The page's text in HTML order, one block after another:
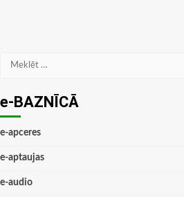
Meklēt:
e-BAZNĪCĀ
e-apceres
e-aptaujas
e-audio